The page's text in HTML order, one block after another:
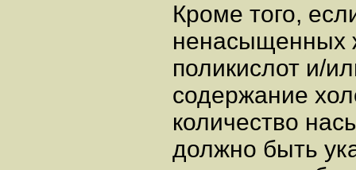
Кроме того,
ненасыщенных
поликислот и/
содержание
количество
должно быть